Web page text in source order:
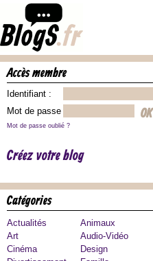
accès membre
Identifiant :
Mot de passe :
Mot de passe oublié ?
Créez votre blog
catégories
Actualités
Animaux
Art
Audio-Vidéo
Cinéma
Design